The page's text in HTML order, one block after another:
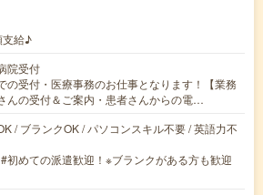
支給♪
院受付
の受付・医療事務のお仕事となります！【業務
んの受付＆ご案内・患者さんからの電…
/ ブランクOK / パソコンスキル不要 / 英語力不
初めての派遣歓迎！※ブランクがある方も歓迎